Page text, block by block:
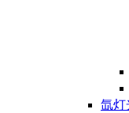
氙灯